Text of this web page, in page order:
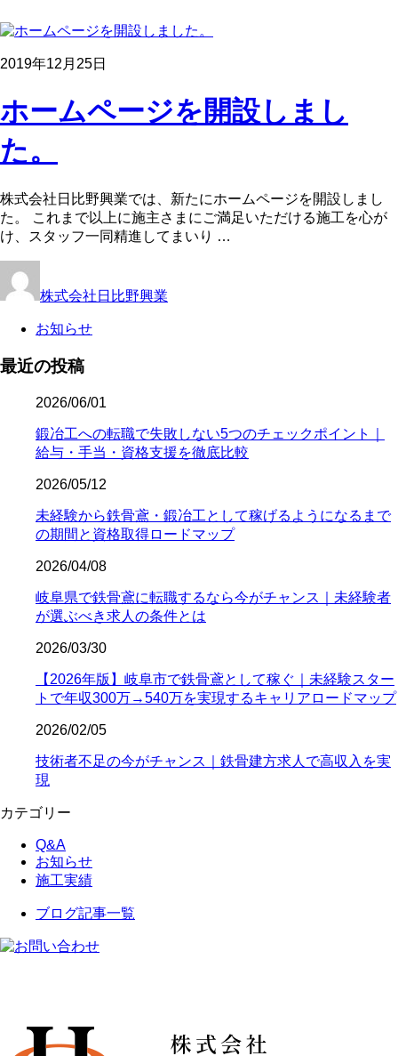
2019年12月25日
ホームページを開設しまし
た。
株式会社日比野興業では、新たにホームページを開設しまし
た。 これまで以上に施主さまにご満足いただける施工を心が
け、スタッフ一同精進してまいり …
株式会社日比野興業
お知らせ
最近の投稿
2026/06/01
鍛冶工への転職で失敗しない5つのチェックポイント｜
給与・手当・資格支援を徹底比較
2026/05/12
未経験から鉄骨鳶・鍛冶工として稼げるようになるまで
の期間と資格取得ロードマップ
2026/04/08
岐阜県で鉄骨鳶に転職するなら今がチャンス｜未経験者
が選ぶべき求人の条件とは
2026/03/30
【2026年版】岐阜市で鉄骨鳶として稼ぐ｜未経験スター
トで年収300万→540万を実現するキャリアロードマップ
2026/02/05
技術者不足の今がチャンス｜鉄骨建方求人で高収入を実
現
カテゴリー
Q&A
お知らせ
施工実績
ブログ記事一覧